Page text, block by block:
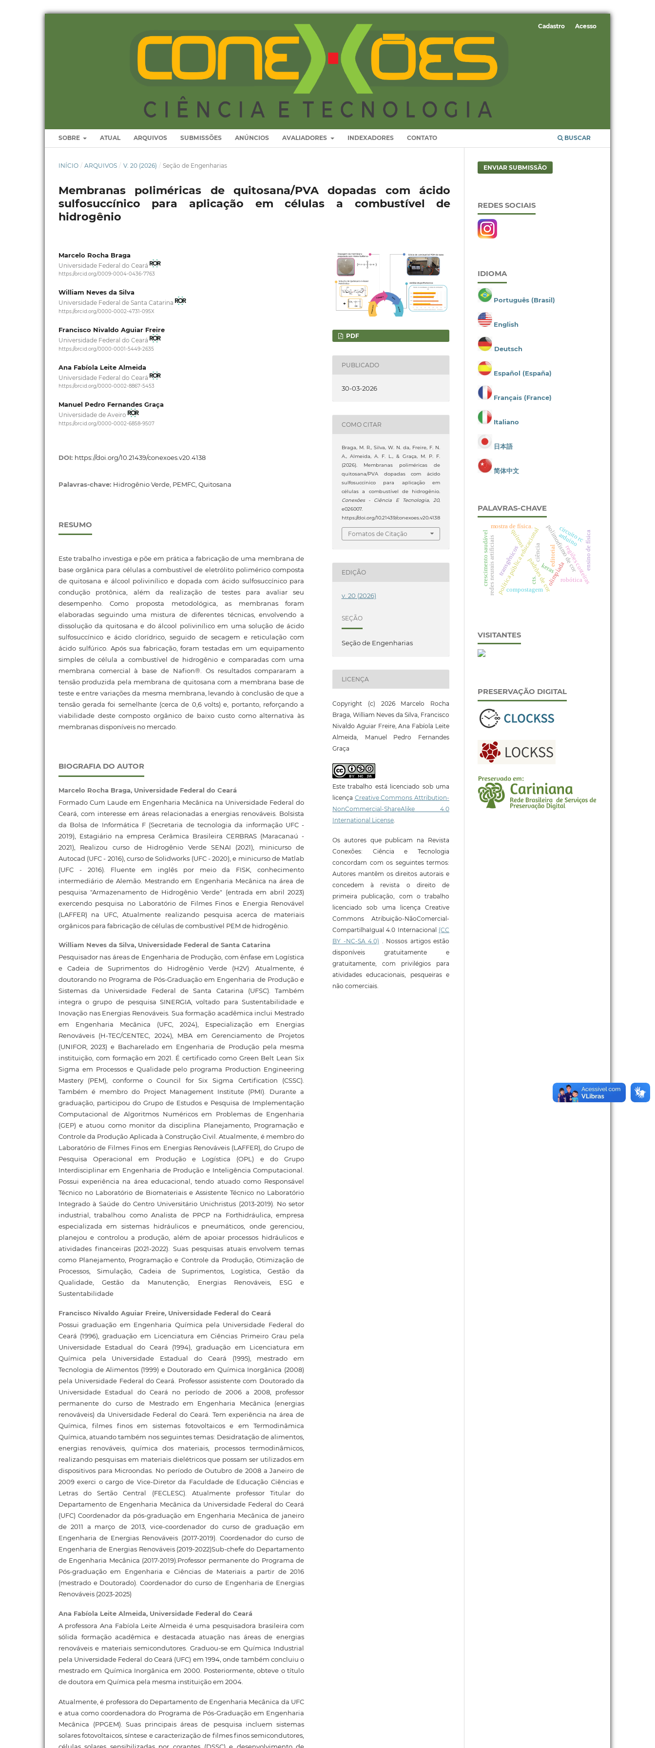
SOBRE ATUAL ARQUIVOS SUBMISSÕES ANÚNCIOS AVALIADORES INDEXADORES CONTATO BUSCAR
Cadastro Acesso
INÍCIO / ARQUIVOS / V. 20 (2026) / Seção de Engenharias
Membranas poliméricas de quitosana/PVA dopadas com ácido
sulfosuccínico para aplicação em células a combustível de
hidrogênio
Marcelo Rocha Braga
Universidade Federal do Ceará
https://orcid.org/0009-0004-0436-7763
William Neves da Silva
Universidade Federal de Santa Catarina
https://orcid.org/0000-0002-4731-095X
Francisco Nivaldo Aguiar Freire
Universidade Federal do Ceará
https://orcid.org/0000-0001-5449-2635
Ana Fabíola Leite Almeida
Universidade Federal do Ceará
https://orcid.org/0000-0002-8867-5453
Manuel Pedro Fernandes Graça
Universidade de Aveiro
https://orcid.org/0000-0002-6858-9507
DOI: https://doi.org/10.21439/conexoes.v20.4138
Palavras-chave: Hidrogênio Verde, PEMFC, Quitosana
RESUMO
Este trabalho investiga e põe em prática a fabricação de uma membrana de
base orgânica para células a combustível de eletrólito polimérico composta
de quitosana e álcool polivinílico e dopada com ácido sulfosuccínico para
condução protônica, além da realização de testes para avaliar seu
desempenho. Como proposta metodológica, as membranas foram
elaboradas seguindo uma mistura de diferentes técnicas, envolvendo a
dissolução da quitosana e do álcool polivinílico em uma solução de ácido
sulfosuccínico e ácido clorídrico, seguido de secagem e reticulação com
ácido sulfúrico. Após sua fabricação, foram testadas em um equipamento
simples de célula a combustível de hidrogênio e comparadas com uma
membrana comercial à base de Nafion®. Os resultados compararam a
tensão produzida pela membrana de quitosana com a membrana base de
teste e entre variações da mesma membrana, levando à conclusão de que a
tensão gerada foi semelhante (cerca de 0,6 volts) e, portanto, reforçando a
viabilidade deste composto orgânico de baixo custo como alternativa às
membranas disponíveis no mercado.
BIOGRAFIA DO AUTOR
Marcelo Rocha Braga, Universidade Federal do Ceará
Formado Cum Laude em Engenharia Mecânica na Universidade Federal do
Ceará, com interesse em áreas relacionadas a energias renováveis. Bolsista
da Bolsa de Informática F (Secretaria de tecnologia da informação UFC -
2019), Estagiário na empresa Cerâmica Brasileira CERBRAS (Maracanaú -
2021), Realizou curso de Hidrogênio Verde SENAI (2021), minicurso de
Autocad (UFC - 2016), curso de Solidworks (UFC - 2020), e minicurso de Matlab
(UFC - 2016). Fluente em inglês por meio da FISK, conhecimento
intermediário de Alemão. Mestrando em Engenharia Mecânica na área de
pesquisa "Armazenamento de Hidrogênio Verde" (entrada em abril 2023)
exercendo pesquisa no Laboratório de Filmes Finos e Energia Renovável
(LAFFER) na UFC, Atualmente realizando pesquisa acerca de materiais
orgânicos para fabricação de células de combustível PEM de hidrogênio.
William Neves da Silva, Universidade Federal de Santa Catarina
Pesquisador nas áreas de Engenharia de Produção, com ênfase em Logística
e Cadeia de Suprimentos do Hidrogênio Verde (H2V). Atualmente, é
doutorando no Programa de Pós-Graduação em Engenharia de Produção e
Sistemas da Universidade Federal de Santa Catarina (UFSC). Também
integra o grupo de pesquisa SINERGIA, voltado para Sustentabilidade e
Inovação nas Energias Renováveis. Sua formação acadêmica inclui Mestrado
em Engenharia Mecânica (UFC, 2024), Especialização em Energias
Renováveis (H-TEC/CENTEC, 2024), MBA em Gerenciamento de Projetos
(UNIFOR, 2023) e Bacharelado em Engenharia de Produção pela mesma
instituição, com formação em 2021. É certificado como Green Belt Lean Six
Sigma em Processos e Qualidade pelo programa Production Engineering
Mastery (PEM), conforme o Council for Six Sigma Certification (CSSC).
Também é membro do Project Management Institute (PMI). Durante a
graduação, participou do Grupo de Estudos e Pesquisa de Implementação
Computacional de Algoritmos Numéricos em Problemas de Engenharia
(GEP) e atuou como monitor da disciplina Planejamento, Programação e
Controle da Produção Aplicada à Construção Civil. Atualmente, é membro do
Laboratório de Filmes Finos em Energias Renováveis (LAFFER), do Grupo de
Pesquisa Operacional em Produção e Logística (OPL) e do Grupo
Interdisciplinar em Engenharia de Produção e Inteligência Computacional.
Possui experiência na área educacional, tendo atuado como Responsável
Técnico no Laboratório de Biomateriais e Assistente Técnico no Laboratório
Integrado à Saúde do Centro Universitário Unichristus (2013-2019). No setor
industrial, trabalhou como Analista de PPCP na Forthidráulica, empresa
especializada em sistemas hidráulicos e pneumáticos, onde gerenciou,
planejou e controlou a produção, além de apoiar processos hidráulicos e
atividades financeiras (2021-2022). Suas pesquisas atuais envolvem temas
como Planejamento, Programação e Controle da Produção, Otimização de
Processos, Simulação, Cadeia de Suprimentos, Logística, Gestão da
Qualidade, Gestão da Manutenção, Energias Renováveis, ESG e
Sustentabilidade
Francisco Nivaldo Aguiar Freire, Universidade Federal do Ceará
Possui graduação em Engenharia Química pela Universidade Federal do
Ceará (1996), graduação em Licenciatura em Ciências Primeiro Grau pela
Universidade Estadual do Ceará (1994), graduação em Licenciatura em
Química pela Universidade Estadual do Ceará (1995), mestrado em
Tecnologia de Alimentos (1999) e Doutorado em Química Inorgânica (2008)
pela Universidade Federal do Ceará. Professor assistente com Doutorado da
Universidade Estadual do Ceará no período de 2006 a 2008, professor
permanente do curso de Mestrado em Engenharia Mecânica (energias
renováveis) da Universidade Federal do Ceará. Tem experiência na área de
Química, filmes finos em sistemas fotovoltaicos e em Termodinâmica
Química, atuando também nos seguintes temas: Desidratação de alimentos,
energias renováveis, química dos materiais, processos termodinâmicos,
realizando pesquisas em materiais dielétricos que possam ser utilizados em
dispositivos para Microondas. No período de Outubro de 2008 a Janeiro de
2009 exerci o cargo de Vice-Diretor da Faculdade de Educação Ciências e
Letras do Sertão Central (FECLESC). Atualmente professor Titular do
Departamento de Engenharia Mecânica da Universidade Federal do Ceará
(UFC) Coordenador da pós-graduação em Engenharia Mecânica de janeiro
de 2011 a março de 2013, vice-coordenador do curso de graduação em
Engenharia de Energias Renováveis (2017-2019). Coordenador do curso de
Engenharia de Energias Renováveis (2019-2022)Sub-chefe do Departamento
de Engenharia Mecânica (2017-2019).Professor permanente do Programa de
Pós-graduação em Engenharia e Ciências de Materiais a partir de 2016
(mestrado e Doutorado). Coordenador do curso de Engenharia de Energias
Renováveis (2023-2025)
Ana Fabíola Leite Almeida, Universidade Federal do Ceará
A professora Ana Fabíola Leite Almeida é uma pesquisadora brasileira com
sólida formação acadêmica e destacada atuação nas áreas de energias
renováveis e materiais semicondutores. Graduou-se em Química Industrial
pela Universidade Federal do Ceará (UFC) em 1994, onde também concluiu o
mestrado em Química Inorgânica em 2000. Posteriormente, obteve o título
de doutora em Química pela mesma instituição em 2004.
Atualmente, é professora do Departamento de Engenharia Mecânica da UFC
e atua como coordenadora do Programa de Pós-Graduação em Engenharia
Mecânica (PPGEM). Suas principais áreas de pesquisa incluem sistemas
solares fotovoltaicos, síntese e caracterização de filmes finos semicondutores,
PDF
PUBLICADO
30-03-2026
COMO CITAR
Braga, M. R., Silva, W. N. da, Freire, F. N.
A., Almeida, A. F. L., & Graça, M. P. F.
(2026). Membranas poliméricas de
quitosana/PVA dopadas com ácido
sulfosuccínico para aplicação em
células a combustível de hidrogênio.
Conexões - Ciência E Tecnologia, 20,
e026007.
https://doi.org/10.21439/conexoes.v20.4138
Fomatos de Citação
EDIÇÃO
v. 20 (2026)
SEÇÃO
Seção de Engenharias
LICENÇA
Copyright (c) 2026 Marcelo Rocha
Braga, William Neves da Silva, Francisco
Nivaldo Aguiar Freire, Ana Fabíola Leite
Almeida, Manuel Pedro Fernandes
Graça
Este trabalho está licenciado sob uma
licença Creative Commons Attribution-
NonCommercial-ShareAlike 4.0
International License
Os autores que publicam na Revista
Conexões: Ciência e Tecnologia
concordam com os seguintes termos:
Autores mantêm os direitos autorais e
concedem à revista o direito de
primeira publicação, com o trabalho
licenciado sob uma licença Creative
Commons Atribuição-NãoComercial-
CompartilhaIgual 4.0 Internacional (CC
BY -NC-SA 4.0) . Nossos artigos estão
disponíveis gratuitamente e
gratuitamente, com privilégios para
atividades educacionais, pesqueiras e
não comerciais.
ENVIAR SUBMISSÃO
REDES SOCIAIS
IDIOMA
Português (Brasil)
English
Deutsch
Español (España)
Français (France)
Italiano
日本語
简体中文
PALAVRAS-CHAVE
editorial
olimpíada
política pública educacionalpadrões de cor
polimorfismo de cor
quítons
regiões costeiras
robótica
redes neurais artificiais keras
crescimento saudável
mostra de física.
transgênicos
cts.
compostagem
ensino de física
ciência
arduino
circuito rc
VISITANTES
PRESERVAÇÃO DIGITAL